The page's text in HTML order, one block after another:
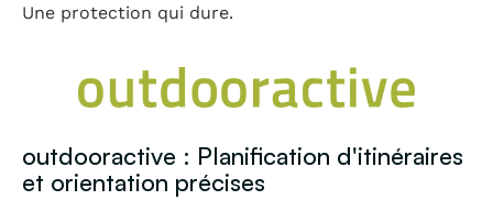
Une protection qui dure.
outdooractive : Planification d'itinéraires
et orientation précises